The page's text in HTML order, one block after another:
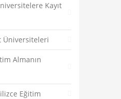
Kayıt
Üniversiteleri
Almanın
Eğitim